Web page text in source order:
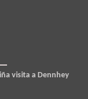
visita a Dennhey